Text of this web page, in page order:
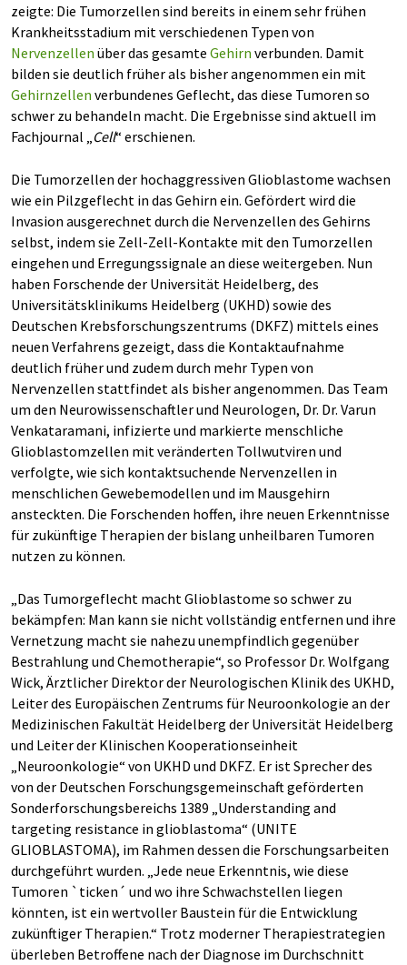
zeigte: Die Tumorzellen sind bereits in einem sehr frühen
Krankheitsstadium mit verschiedenen Typen von
Nervenzellen über das gesamte Gehirn verbunden. Damit
bilden sie deutlich früher als bisher angenommen ein mit
Gehirnzellen verbundenes Geflecht, das diese Tumoren so
schwer zu behandeln macht. Die Ergebnisse sind aktuell im
Fachjournal „Cell“ erschienen.
Die Tumorzellen der hochaggressiven Glioblastome wachsen
wie ein Pilzgeflecht in das Gehirn ein. Gefördert wird die
Invasion ausgerechnet durch die Nervenzellen des Gehirns
selbst, indem sie Zell-Zell-Kontakte mit den Tumorzellen
eingehen und Erregungssignale an diese weitergeben. Nun
haben Forschende der Universität Heidelberg, des
Universitätsklinikums Heidelberg (UKHD) sowie des
Deutschen Krebsforschungszentrums (DKFZ) mittels eines
neuen Verfahrens gezeigt, dass die Kontaktaufnahme
deutlich früher und zudem durch mehr Typen von
Nervenzellen stattfindet als bisher angenommen. Das Team
um den Neurowissenschaftler und Neurologen, Dr. Dr. Varun
Venkataramani, infizierte und markierte menschliche
Glioblastomzellen mit veränderten Tollwutviren und
verfolgte, wie sich kontaktsuchende Nervenzellen in
menschlichen Gewebemodellen und im Mausgehirn
ansteckten. Die Forschenden hoffen, ihre neuen Erkenntnisse
für zukünftige Therapien der bislang unheilbaren Tumoren
nutzen zu können.
„Das Tumorgeflecht macht Glioblastome so schwer zu
bekämpfen: Man kann sie nicht vollständig entfernen und ihre
Vernetzung macht sie nahezu unempfindlich gegenüber
Bestrahlung und Chemotherapie“, so Professor Dr. Wolfgang
Wick, Ärztlicher Direktor der Neurologischen Klinik des UKHD,
Leiter des Europäischen Zentrums für Neuroonkologie an der
Medizinischen Fakultät Heidelberg der Universität Heidelberg
und Leiter der Klinischen Kooperationseinheit
„Neuroonkologie“ von UKHD und DKFZ. Er ist Sprecher des
von der Deutschen Forschungsgemeinschaft geförderten
Sonderforschungsbereichs 1389 „Understanding and
targeting resistance in glioblastoma“ (UNITE
GLIOBLASTOMA), im Rahmen dessen die Forschungsarbeiten
durchgeführt wurden. „Jede neue Erkenntnis, wie diese
Tumoren `ticken´ und wo ihre Schwachstellen liegen
könnten, ist ein wertvoller Baustein für die Entwicklung
zukünftiger Therapien.“ Trotz moderner Therapiestrategien
überleben Betroffene nach der Diagnose im Durchschnitt